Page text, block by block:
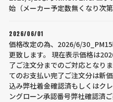
始（メーカー予定数無くなり次
2026/06/01
価格改定の為、2026/6/
更致します。 現在表示価格は
了ご注文分までのご対応とな
てのお支払い完了ご注文分は新
込み弊社着金確認済もしくはク
ングローン承認番号弊社確認済